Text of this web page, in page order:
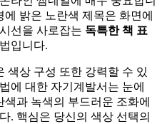
밝은 노란색 제목은 화면에
선을 사로잡는 독특한 책 표
입니다.
색상 구성 또한 강력할 수 있
에 대한 자기계발서는 눈에
과 녹색의 부드러운 조화에
. 핵심은 당신의 색상 선택의